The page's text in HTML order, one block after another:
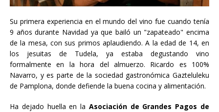
Su primera experiencia en el mundo del vino fue cuando tenía
9 años durante Navidad ya que bailó un "zapateado" encima
de la mesa, con sus primos aplaudiendo. A la edad de 14, en
los jesuitas de Tudela, ya estaba degustando vino
formalmente en la hora del almuerzo. Ricardo es 100%
Navarro, y es parte de la sociedad gastronómica Gazteluleku
de Pamplona, donde defiende la buena cocina y alimentación.
Ha dejado huella en la Asociación de Grandes Pagos de